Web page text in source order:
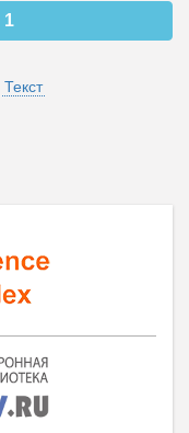
1
Текст